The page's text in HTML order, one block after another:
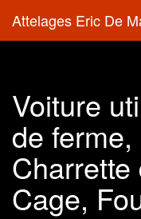
Attelages Eric De
Voiture
de
Charrette
Cage,